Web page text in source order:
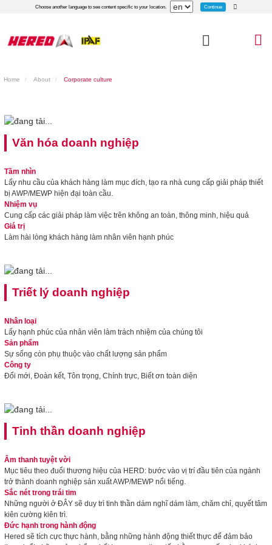
Choose another language to see content specific to your location. Continue
Home About Corporate culture
Văn hóa doanh nghiệp
Tầm nhìn
Lấy nhu cầu của khách hàng làm mục đích, tạo ra nhà cung cấp giải pháp thiết
bị AWP/MEWP hiện đại toàn cầu.
Nhiệm vụ
Cung cấp các giải pháp làm việc trên không an toàn, thông minh, hiệu quả
Giá trị
Làm hài lòng khách hàng làm nhân viên hạnh phúc
Triết lý doanh nghiệp
Nhân loại
Lấy hạnh phúc của nhân viên làm trách nhiệm của chúng tôi
Sản phẩm
Sự sống còn phụ thuộc vào chất lượng sản phẩm
Công ty
Đổi mới, Đoàn kết, Tôn trọng, Chính trực, Biết ơn toàn diện
Tinh thần doanh nghiệp
Âm thanh tuyệt vời
Mục tiêu theo đuổi thương hiệu của HERD: bước vào vị trí đầu tiên của ngành
trở thành doanh nghiệp sản xuất AWP/MEWP nổi tiếng.
Sắc nét trong trái tim
Những người ở ĐÂY sẽ duy trì tinh thần dám nghĩ dám làm, chăm chỉ, quyết tâm
kiên cường kiên trì.
Đức hạnh trong hành động
Hered sẽ tích cực thực hành, bằng những hành động thiết thực để đảm bảo